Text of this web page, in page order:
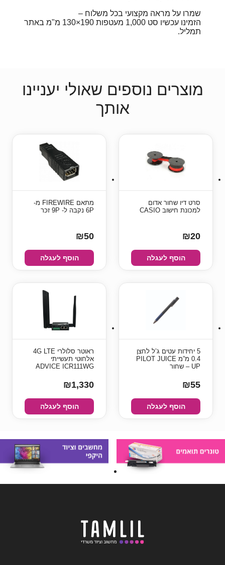
שמרו על מראה מקצועי בכל משלוח –
הזמינו עכשיו סט 1,000 מעטפות 190×130 מ"מ באתר
תמליל.
מוצרים נוספים שאולי יעניינו
אותך
סרט דיו שחור אדום
למכונת חישוב CASIO
₪20
הוסף לעגלה
מתאם FIREWIRE מ-
6P נקבה ל- 9P זכר
₪50
הוסף לעגלה
5 יחידות עטים ג’ל לחצן
0.4 מ”מ PILOT JUICE
UP – שחור
₪55
הוסף לעגלה
ראוטר סלולרי 4G LTE
אלחוטי תעשייתי
ADVICE ICR111WG
₪1,330
הוסף לעגלה